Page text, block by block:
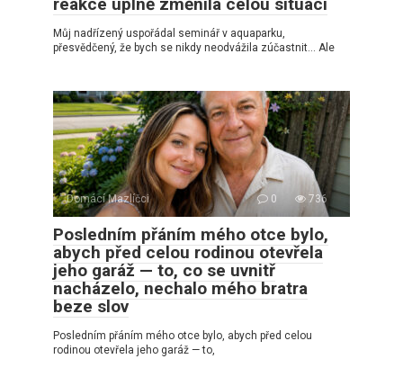
Můj nadřízený uspořádal seminář v aquaparku,
přesvědčený, že bych se nikdy neodvážila zúčastnit… Ale
Domácí Mazlíčci 0 736
Posledním přáním mého otce bylo,
abych před celou rodinou otevřela
jeho garáž — to, co se uvnitř
nacházelo, nechalo mého bratra
beze slov
Posledním přáním mého otce bylo, abych před celou
rodinou otevřela jeho garáž — to,